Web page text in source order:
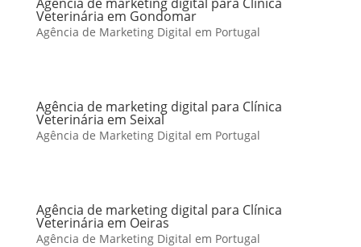
Veterinária em Gondomar
Agência de Marketing Digital em Portugal
Agência de marketing digital para Clínica
Veterinária em Seixal
Agência de Marketing Digital em Portugal
Agência de marketing digital para Clínica
Veterinária em Oeiras
Agência de Marketing Digital em Portugal